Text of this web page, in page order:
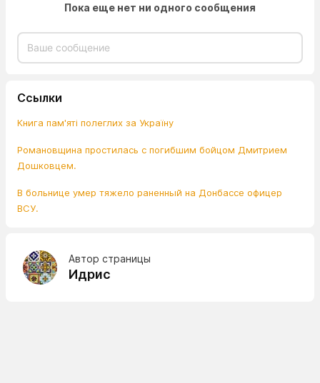
Пока еще нет ни одного сообщения
Ссылки
Книга пам'яті полеглих за Україну
Романовщина простилась с погибшим бойцом Дмитрием
Дошковцем.
В больнице умер тяжело раненный на Донбассе офицер
ВСУ.
Автор страницы
Идрис